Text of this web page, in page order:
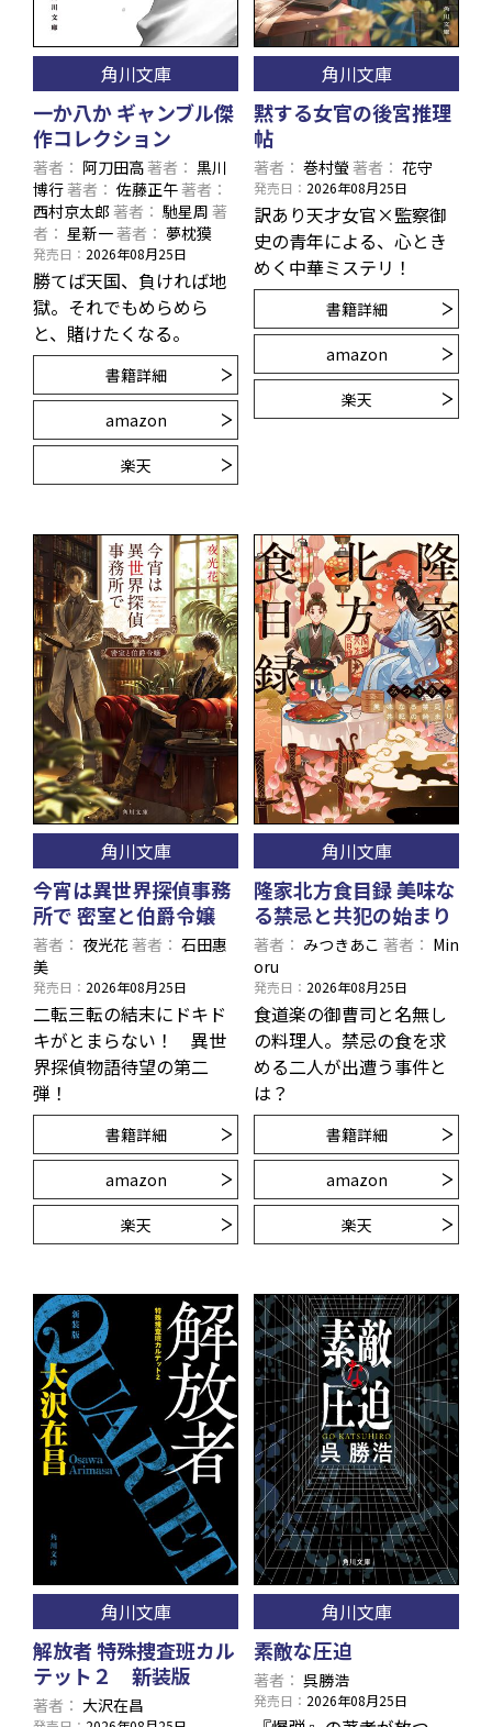
角川文庫
一か八か ギャンブル傑
作コレクション
著者 阿刀田高著者
黒川
博行著者 佐藤正午著者
西村京太郎 著者 馳星周 著
者
星新一著者 夢枕獏
発売日 2026年08月25日
勝てば天国、負ければ地
獄。それでもめらめら
と、賭けたくなる。
書籍詳細
amazon
楽天
角川文庫
黙する女官の後宮推理
帖
著者 巻村螢 著者 花守
発売日 2026年08月25日
訳あり天才女官×監察御
史の青年による、心とき
めく中華ミステリ！
書籍詳細
amazon
楽天
角川文庫
今宵は異世界探偵事務
所で 密室と伯爵令嬢
著者 夜光花著者
石田惠
美
発売日 2026年08月25日
二転三転の結末にドキド
キがとまらない！ 異世
界探偵物語待望の第二
弾！
書籍詳細
amazon
楽天
角川文庫
隆家北方食目録 美味な
る禁忌と共犯の始まり
著者 みつきあこ 著者
Min
oru
発売日 2026年08月25日
食道楽の御曹司と名無し
の料理人。禁忌の食を求
める二人が出遭う事件と
は？
書籍詳細
amazon
楽天
角川文庫
解放者 特殊捜査班カル
テット２ 新装版
著者 大沢在昌
角川文庫
素敵な圧迫
著者 呉勝浩
発売日 2026年08月25日